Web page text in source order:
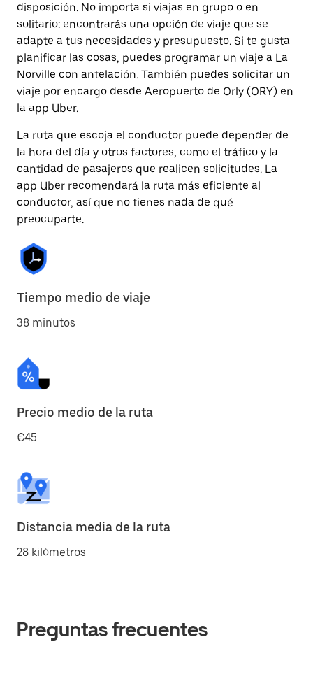
disposición. No importa si viajas en grupo o en
solitario: encontrarás una opción de viaje que se
adapte a tus necesidades y presupuesto. Si te gusta
planificar las cosas, puedes programar un viaje a La
Norville con antelación. También puedes solicitar un
viaje por encargo desde Aeropuerto de Orly (ORY) en
la app Uber.
La ruta que escoja el conductor puede depender de
la hora del día y otros factores, como el tráfico y la
cantidad de pasajeros que realicen solicitudes. La
app Uber recomendará la ruta más eficiente al
conductor, así que no tienes nada de qué
preocuparte.
Tiempo medio de viaje
38 minutos
Precio medio de la ruta
€45
Distancia media de la ruta
28 kilómetros
Preguntas frecuentes